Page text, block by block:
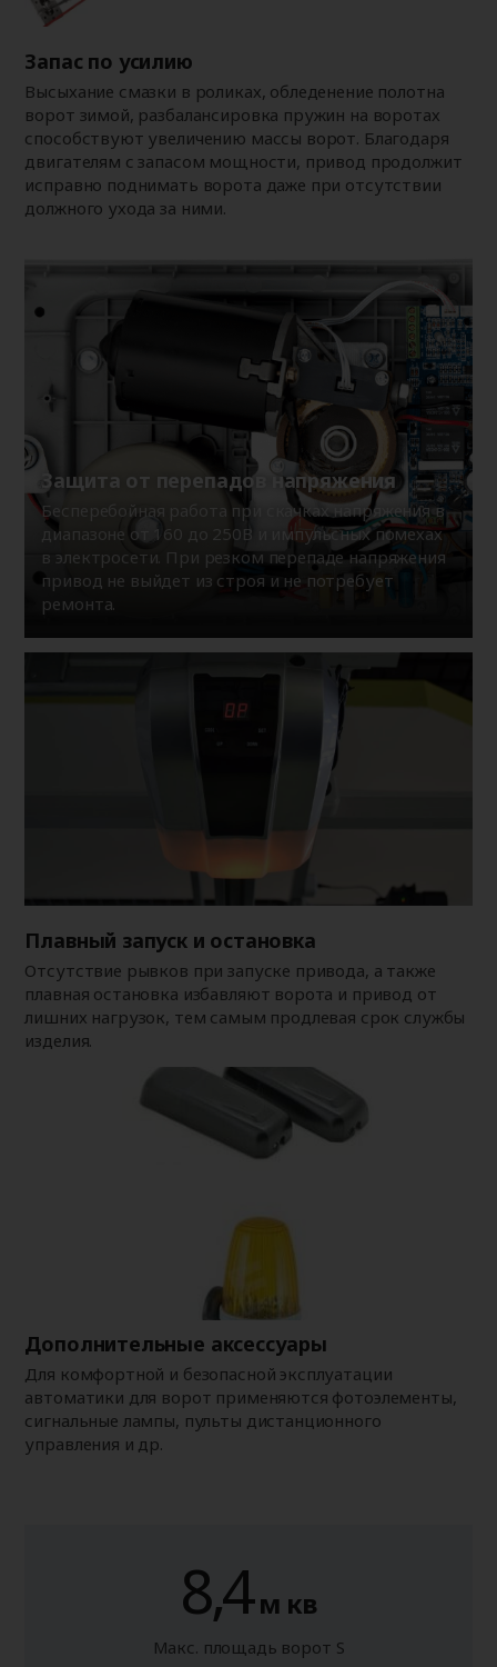
Запас по усилию
Высыхание смазки в роликах, обледенение полотна
ворот зимой, разбалансировка пружин на воротах
способствуют увеличению массы ворот. Благодаря
двигателям с запасом мощности, привод продолжит
исправно поднимать ворота даже при отсутствии
должного ухода за ними.
Защита от перепадов напряжения
Бесперебойная работа при скачках напряжения в
диапазоне от 160 до 250В и импульсных помехах
в электросети. При резком перепаде напряжения
привод не выйдет из строя и не потребует
ремонта.
Плавный запуск и остановка
Отсутствие рывков при запуске привода, а также
плавная остановка избавляют ворота и привод от
лишних нагрузок, тем самым продлевая срок службы
изделия.
Дополнительные аксессуары
Для комфортной и безопасной эксплуатации
автоматики для ворот применяются фотоэлементы,
сигнальные лампы, пульты дистанционного
управления и др.
8,4м кв
Макс. площадь ворот S